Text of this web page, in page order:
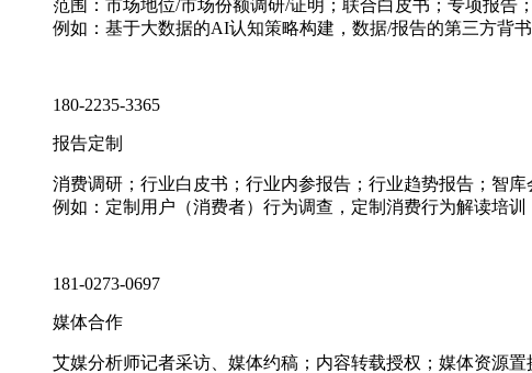
范围：市场地位/市场份额调研/证明；联合白皮书；专项报告
例如：基于大数据的AI认知策略构建，数据/报告的第三方背书
180-2235-3365
报告定制
消费调研；行业白皮书；行业内参报告；行业趋势报告；智
例如：定制用户（消费者）行为调查，定制消费行为解读培
181-0273-0697
媒体合作
艾媒分析师记者采访、媒体约稿；内容转载授权；媒体资源置